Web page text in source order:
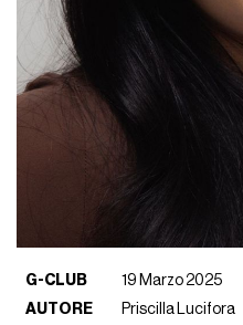
G-CLUB
19 Marzo 2025
AUTORE
Priscilla Lucifora